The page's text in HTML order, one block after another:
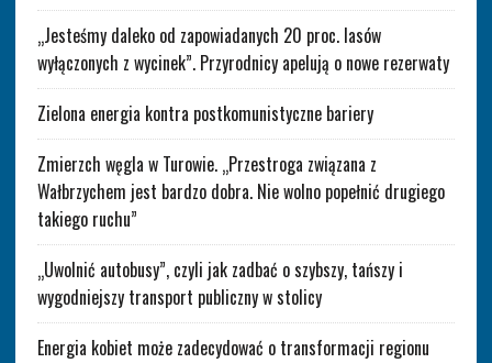
„Jesteśmy daleko od zapowiadanych 20 proc. lasów
wyłączonych z wycinek”. Przyrodnicy apelują o nowe rezerwaty
Zielona energia kontra postkomunistyczne bariery
Zmierzch węgla w Turowie. „Przestroga związana z
Wałbrzychem jest bardzo dobra. Nie wolno popełnić drugiego
takiego ruchu”
„Uwolnić autobusy”, czyli jak zadbać o szybszy, tańszy i
wygodniejszy transport publiczny w stolicy
Energia kobiet może zadecydować o transformacji regionu